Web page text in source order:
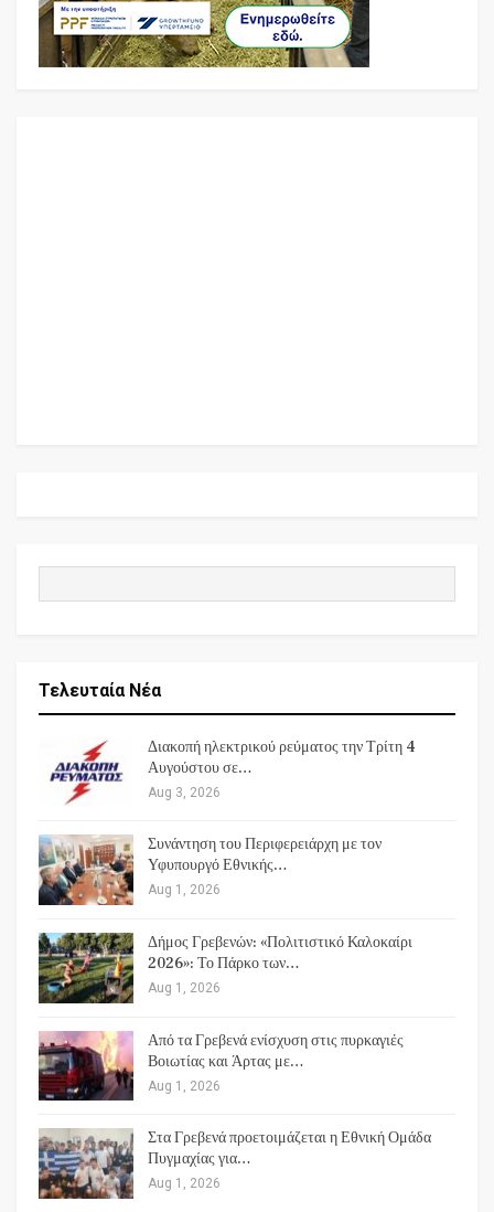
Τελευταία Νέα
Διακοπή ηλεκτρικού ρεύματος την Τρίτη 4
Αυγούστου σε…
Aug 3, 2026
Συνάντηση του Περιφερειάρχη με τον
Υφυπουργό Εθνικής…
Aug 1, 2026
Δήμος Γρεβενών: «Πολιτιστικό Καλοκαίρι
2026»: Το Πάρκο των…
Aug 1, 2026
Από τα Γρεβενά ενίσχυση στις πυρκαγιές
Βοιωτίας και Άρτας με…
Aug 1, 2026
Στα Γρεβενά προετοιμάζεται η Εθνική Ομάδα
Πυγμαχίας για…
Aug 1, 2026